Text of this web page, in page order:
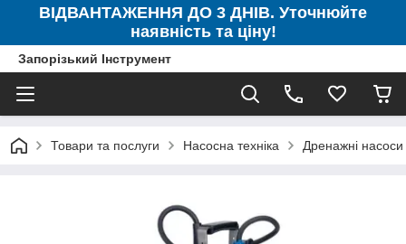
ВІДВАНТАЖЕННЯ ДО 3 ДНІВ. Уточнюйте
наявність та ціну!
Запорізький Інструмент
Товари та послуги Насосна техніка Дренажні насоси